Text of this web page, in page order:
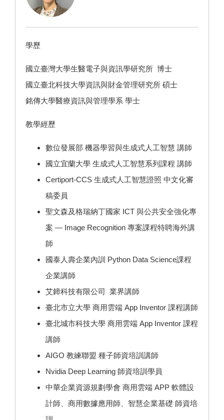
學歷
國立臺灣大學生醫電子與資訊學研究所 博士
國立臺北科技大學資訊與財金管理研究所 碩士
銘傳大學醫療資訊與管理學系 學士
教學經歷
數位發展部 機器學習與生成式人工智慧 講師
國立宜蘭大學 生成式人工智慧系列課程 講師
Certiport-CCS 生成式人工智慧證照 中文化審
稿委員
聖文森及格瑞納丁國家 ICT 與公共安全強化專
案 — Image Recognition 專案課程特聘海外講
師
國泰人壽企業內訓 Python Data Science課程
企業講師
艾鍗科技有限公司 業界講師
臺北市立大學 商用雲端 App Inventor 課程講師
臺北城市科技大學 商用雲端 App Inventor 課程
講師
AIGO 教練聯盟 種子師資培訓講師
Nvidia Deep Learning 師資培訓學員
中華企業資源規劃學會 商用雲端 APP 軟體設
計師、商用數據應用師、智慧企業基礎 師資培